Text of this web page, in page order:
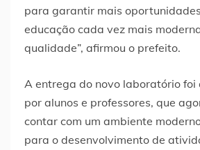
para garantir mais
educação cada vez mais
qualidade”, afirmou o prefeito.
A entrega do novo laboratório foi
por alunos e professores, que
contar com um ambiente
para o desenvolvimento de